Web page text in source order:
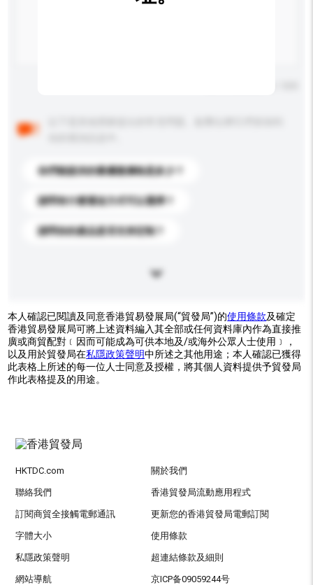
你們能提供的最優惠價格是多少？
請問有什麼運送方式可以選擇？
請問你的產品是否支持定制？
本人確認已閱讀及同意香港貿易發展局(“貿發局”)的使用條款及確定
香港貿易發展局可將上述資料編入其全部或任何資料庫內作為直接推
廣或商貿配對﹝因而可能成為可供本地及/或海外公眾人士使用﹞，
以及用於貿發局在私隱政策聲明中所述之其他用途；本人確認已獲得
此表格上所述的每一位人士同意及授權，將其個人資料提供予貿發局
作此表格提及的用途。
HKTDC.com 關於我們
聯絡我們 香港貿發局流動應用程式
訂閱商貿全接觸電郵通訊 更新您的香港貿發局電郵訂閱
字體大小 使用條款
私隱政策聲明 超連結條款及細則
網站導航 京ICP备09059244号